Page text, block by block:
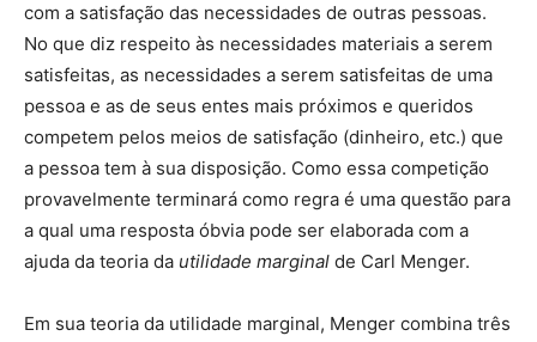
com a satisfação das necessidades de outras pessoas.
No que diz respeito às necessidades materiais a serem
satisfeitas, as necessidades a serem satisfeitas de uma
pessoa e as de seus entes mais próximos e queridos
competem pelos meios de satisfação (dinheiro, etc.) que
a pessoa tem à sua disposição. Como essa competição
provavelmente terminará como regra é uma questão para
a qual uma resposta óbvia pode ser elaborada com a
ajuda da teoria da utilidade marginal de Carl Menger.
Em sua teoria da utilidade marginal, Menger combina três